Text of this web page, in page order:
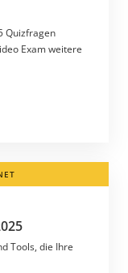
Quizfragen
Exam weitere
Tools, die Ihre